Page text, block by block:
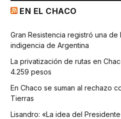
EN EL CHACO
Gran Resistencia registró una de
indigencia de Argentina
La privatización de rutas en
4.259 pesos
En Chaco se suman al rechazo
Tierras
Lisandro: «La idea del